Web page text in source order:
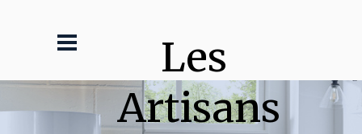
Les
Artisans